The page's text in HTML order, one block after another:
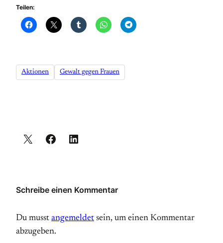
Teilen:
Aktionen Gewalt gegen Frauen
Schreibe einen Kommentar
Du musst angemeldet sein, um einen Kommentar
abzugeben.